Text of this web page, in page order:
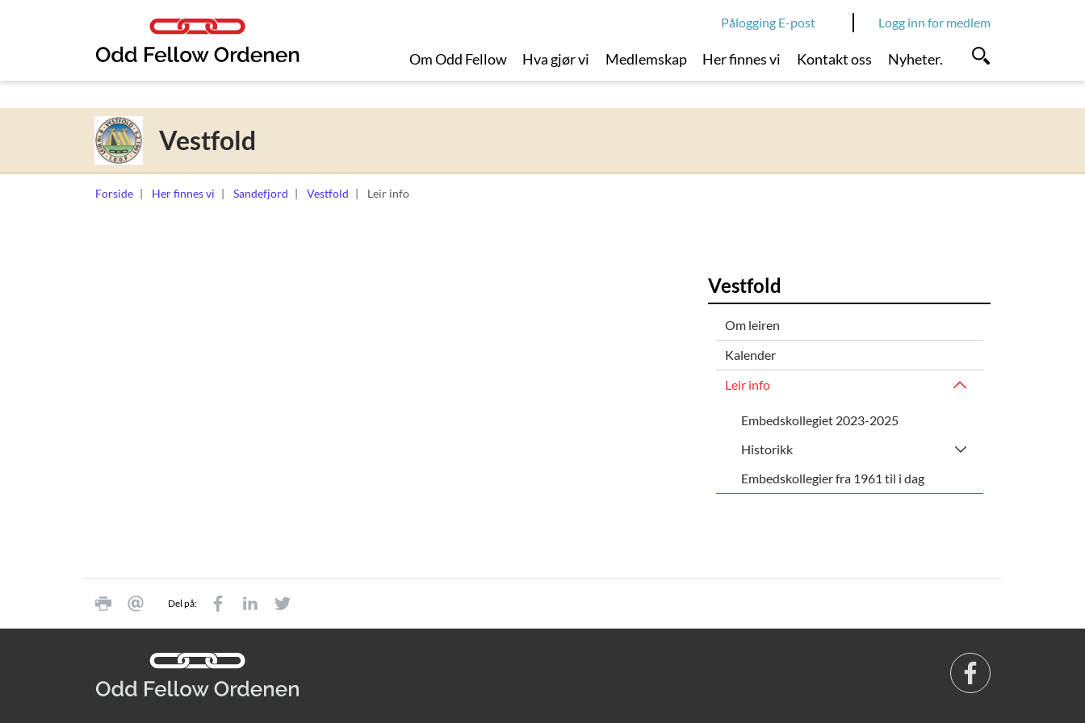
Logg inn for medlem
Pålogging E-post
Om Odd Fellow Hva gjør vi Medlemskap Her finnes vi Kontakt oss Nyheter.
Vestfold
Forside Her finnes vi Sandefjord Vestfold Leir info
Vestfold
Om leiren
Kalender
Leir info
Embedskollegiet 2023-2025
Historikk
Embedskollegier fra 1961 til i dag
Del på: